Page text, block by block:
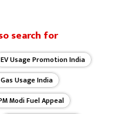
search for
EV Usage Promotion India
Gas Usage India
Modi Fuel Appeal